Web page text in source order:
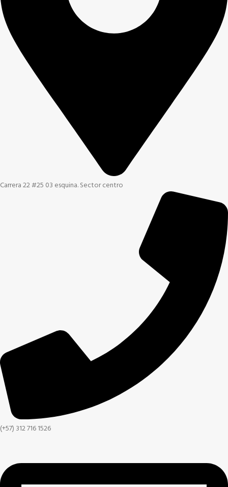
Carrera 22 #25 03 esquina. Sector centro
(+57) 312 716 1526